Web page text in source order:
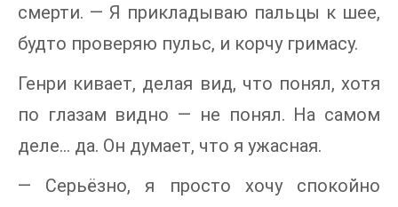
смерти. — Я прикладываю пальцы к шее,
будто проверяю пульс, и корчу гримасу.
Генри кивает, делая вид, что понял, хотя
по глазам видно — не понял. На самом
деле… да. Он думает, что я ужасная.
— Серьёзно, я просто хочу спокойно